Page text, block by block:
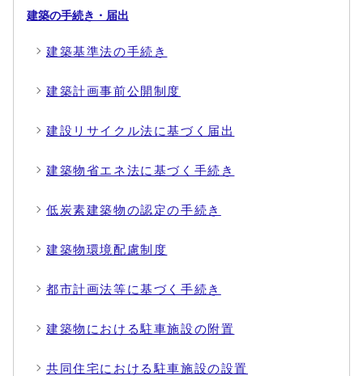
建築の手続き・届出
建築基準法の手続き
建築計画事前公開制度
建設リサイクル法に基づく届出
建築物省エネ法に基づく手続き
低炭素建築物の認定の手続き
建築物環境配慮制度
都市計画法等に基づく手続き
建築物における駐車施設の附置
共同住宅における駐車施設の設置